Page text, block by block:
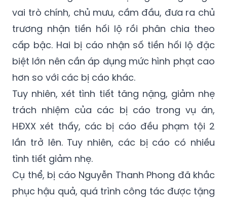
vai trò chính, chủ mưu, cầm đầu, đưa ra chủ
trương nhận tiền hối lộ rồi phân chia theo
cấp bậc. Hai bị cáo nhận số tiền hối lộ đặc
biệt lớn nên cần áp dụng mức hình phạt cao
hơn so với các bị cáo khác.
Tuy nhiên, xét tình tiết tăng nặng, giảm nhẹ
trách nhiệm của các bị cáo trong vụ án,
HĐXX xét thấy, các bị cáo đều phạm tội 2
lần trở lên. Tuy nhiên, các bị cáo có nhiều
tình tiết giảm nhẹ.
Cụ thể, bị cáo Nguyễn Thanh Phong đã khắc
phục hậu quả, quá trình công tác được tặng